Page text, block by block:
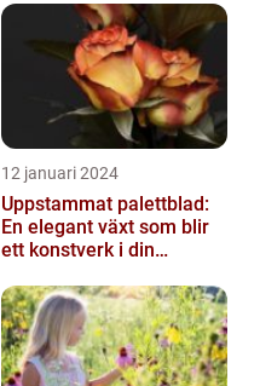
12 januari 2024
Uppstammat palettblad:
En elegant växt som blir
ett konstverk i din